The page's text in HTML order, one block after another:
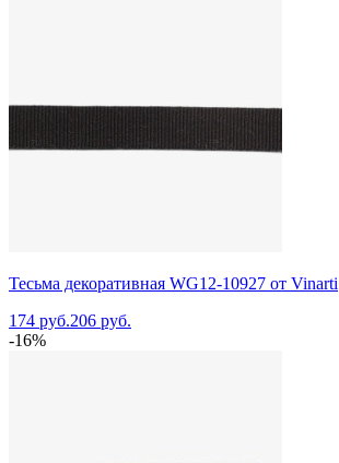
Тесьма декоративная WG12-10927 от Vinarti
174 руб.206 руб.
-16%